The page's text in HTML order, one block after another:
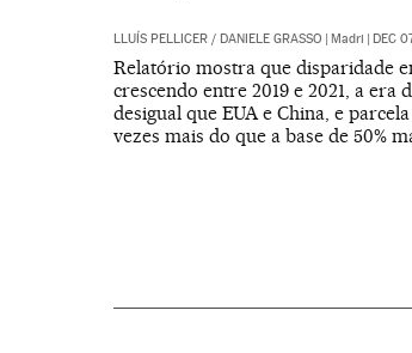
LLUÍS PELLICER/ DANIELE GRASSO | Madri | DEC
Relatório mostra que disparidade
crescendo entre 2019 e 2021, a era
desigual que EUA e China, e
vezes mais do que a base de 50%